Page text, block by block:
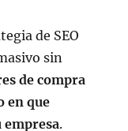
de SEO
sin
de compra
en que
.